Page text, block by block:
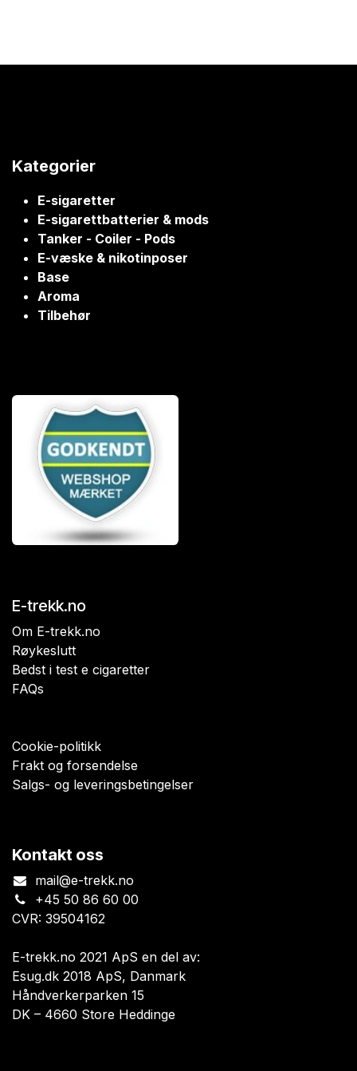
Kategorier
E-sigaretter
E-sigarettbatterier & mods
Tanker - Coiler - Pods
E-væske & nikotinposer
Base
Aroma
Tilbehør
E-trekk.no
Om E-trekk.no
Røykeslutt
Bedst i test e cigaretter
FAQs
Cookie-politikk
Frakt og forsendelse
Salgs- og leveringsbetingelser
Kontakt oss
mail@e-trekk.no
+45 50 86 60 00
CVR: 39504162
E-trekk.no 2021 ApS en del av:
Esug.dk 2018 ApS, Danmark
Håndverkerparken 15
DK – 4660 Store Heddinge